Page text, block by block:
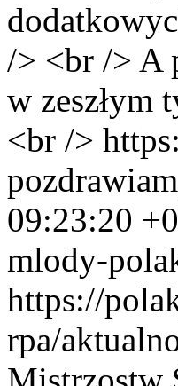
/> <br /> A
w zeszłym
<br />
09:23:20
mlody-
https://
rpa/